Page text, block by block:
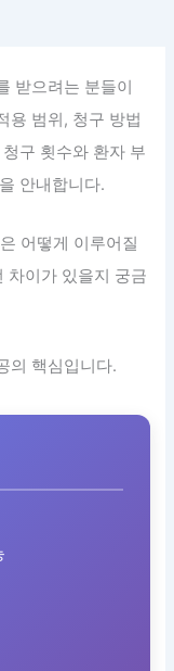
받으려는 분들이
용 범위, 청구 방법
구 횟수와 환자 부
안내합니다.
은 어떻게 이루어질
차이가 있을지 궁금
의 핵심입니다.